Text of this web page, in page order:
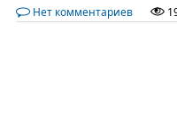
Нет комментариев